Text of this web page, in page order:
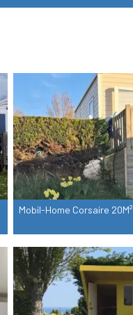
Mobil-Home Corsaire 20M²